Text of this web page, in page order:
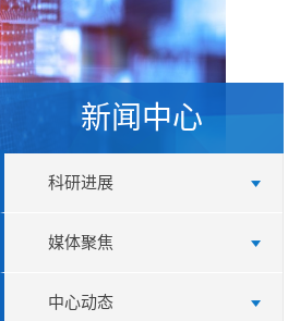
新闻中心
科研进展
媒体聚焦
中心动态